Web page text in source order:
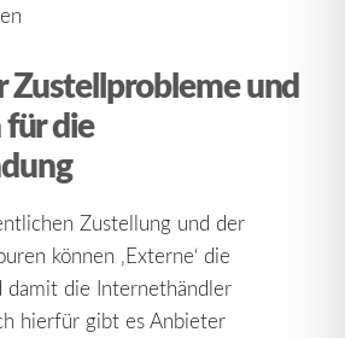
Zustellprobleme und
die
Zustellung und der
können ‚Externe‘ die
damit die Internethändler
hierfür gibt es Anbieter